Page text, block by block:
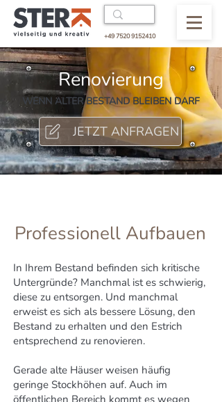
+49 7520 9152410
Renovierung
WENN ALTER BESTAND BLEIBEN DARF
JETZT ANFRAGEN
Professionell Aufbauen
In Ihrem Bestand befinden sich kritische
Untergründe? Manchmal ist es schwierig,
diese zu entsorgen. Und manchmal
erweist es sich als bessere Lösung, den
Bestand zu erhalten und den Estrich
entsprechend zu renovieren.
Gerade alte Häuser weisen häufig
geringe Stockhöhen auf. Auch im
öffentlichen Bereich kommt es wegen